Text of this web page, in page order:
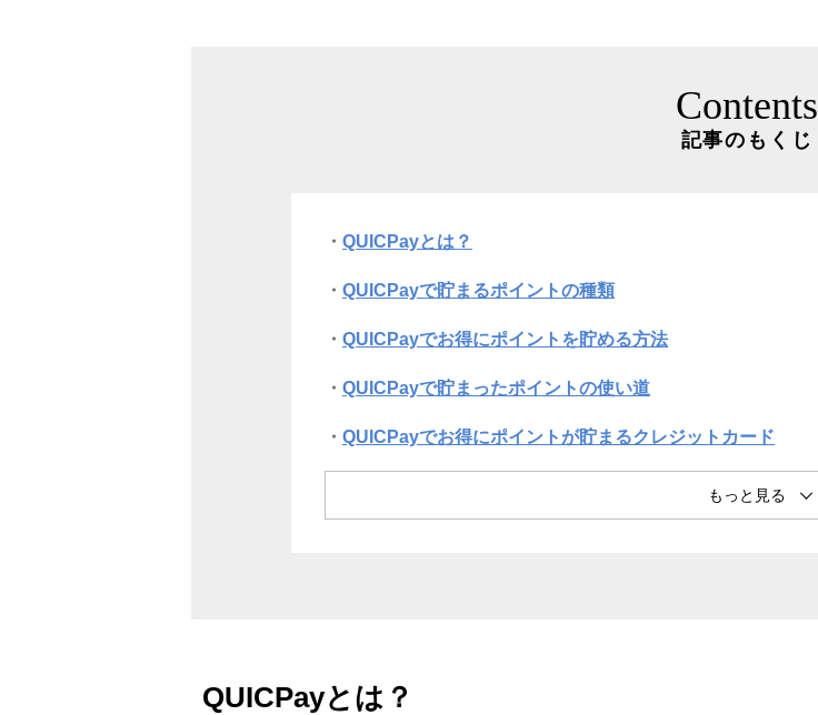
Contents
記事のもくじ
QUICPayとは？
QUICPayで貯まるポイントの種類
QUICPayでお得にポイントを貯める方法
QUICPayで貯まったポイントの使い道
QUICPayでお得にポイントが貯まるクレジットカード
QUICPayとは？